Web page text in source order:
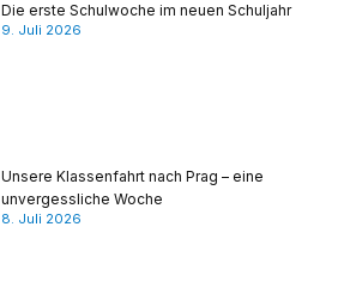
Die erste Schulwoche im neuen Schuljahr
9. Juli 2026
Unsere Klassenfahrt nach Prag – eine
unvergessliche Woche
8. Juli 2026